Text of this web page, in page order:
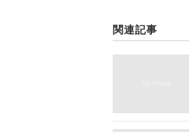
関連記事